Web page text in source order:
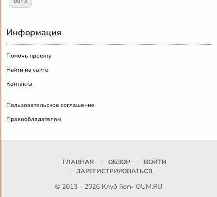
Информация
Помочь проекту
Найти на сайте
Контакты
Пользовательское соглашение
Правообладателям
ГЛАВНАЯ ОБЗОР
ВОЙТИ
ЗАРЕГИСТРИРОВАТЬСЯ
© 2013 - 2026 Клуб йоги OUM.RU